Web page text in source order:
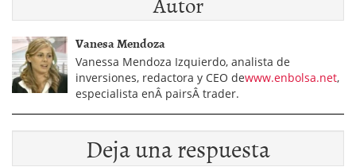
Vanesa Mendoza
Vanessa Mendoza Izquierdo, analista de
inversiones, redactora y CEO dewww.enbolsa.net,
especialista enÂ pairsÂ trader.
Deja una respuesta